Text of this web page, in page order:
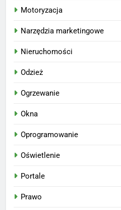
Motoryzacja
Narzędzia marketingowe
Nieruchomości
Odzież
Ogrzewanie
Okna
Oprogramowanie
Oświetlenie
Portale
Prawo